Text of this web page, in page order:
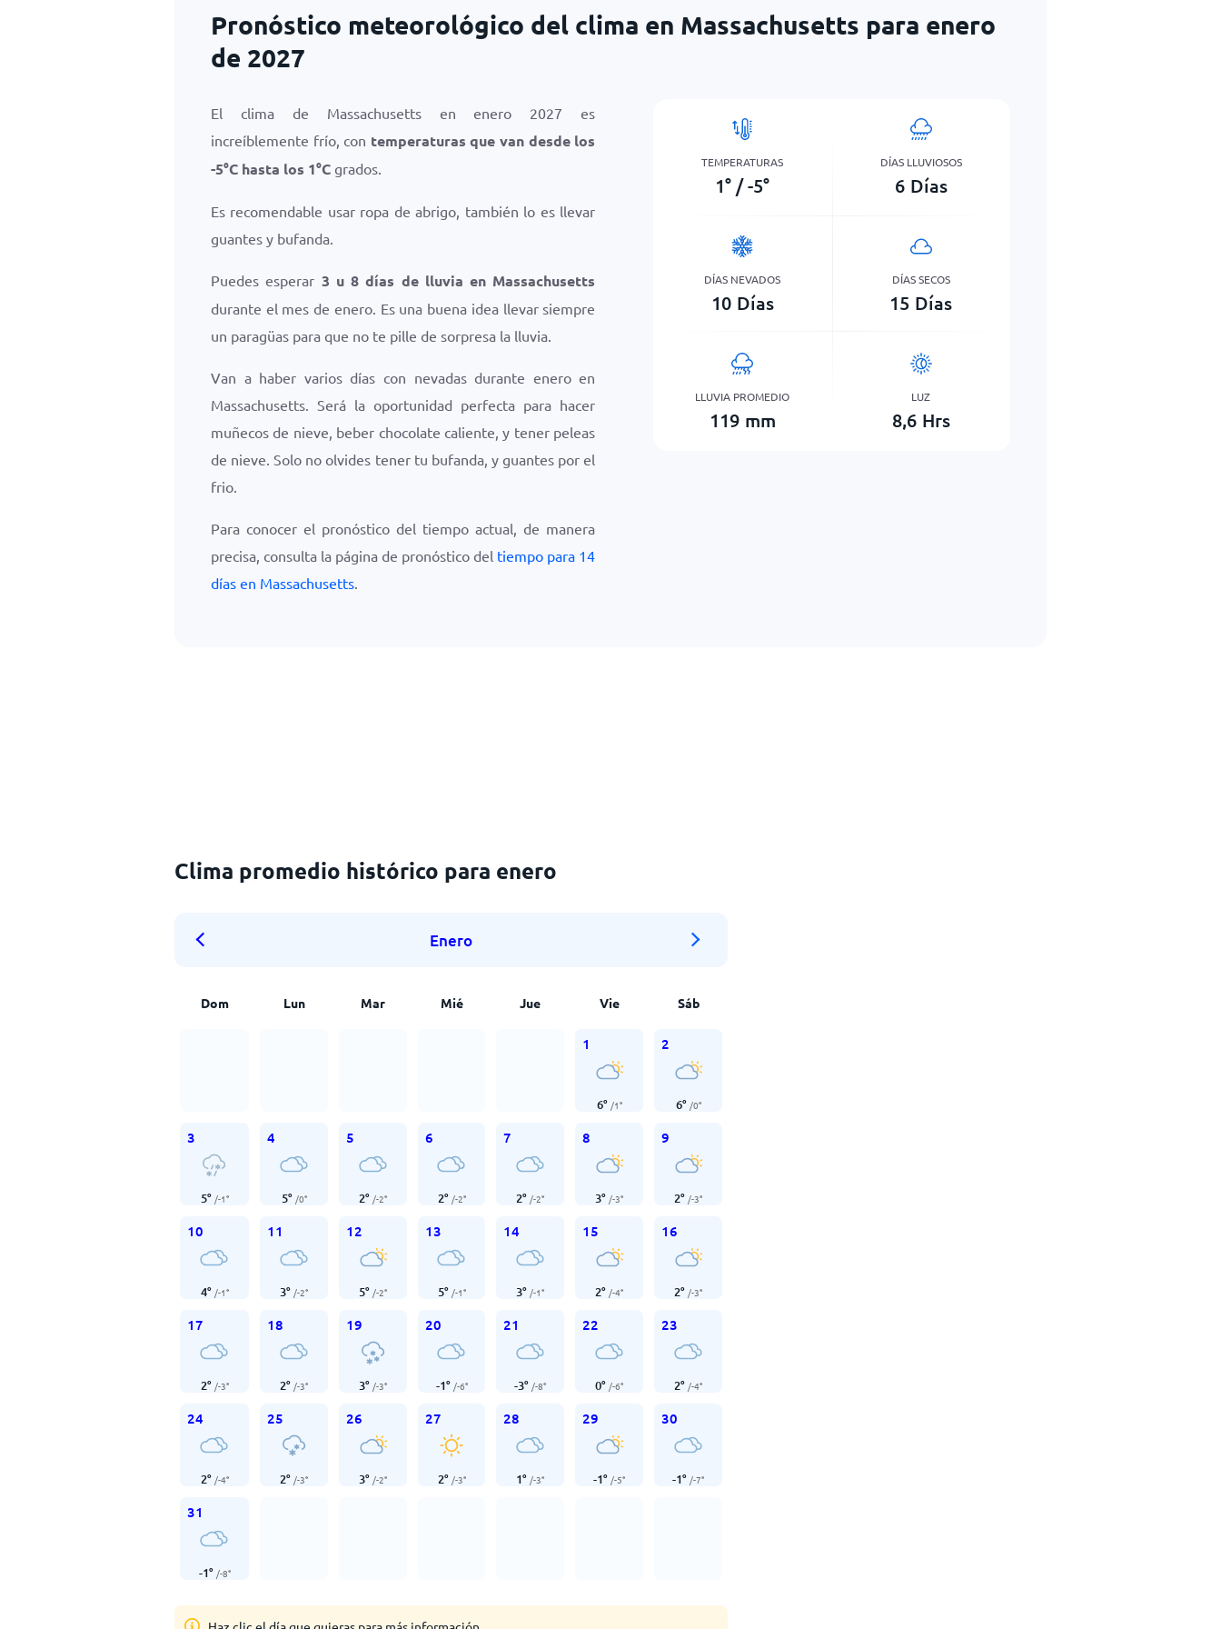
Pronóstico meteorológico del clima en Massachusetts para enero
de 2027
El clima de Massachusetts en enero 2027 es
increíblemente frío, con temperaturas que van desde los
-5°C hasta los 1°C grados.
Es recomendable usar ropa de abrigo, también lo es llevar
guantes y bufanda.
Puedes esperar 3 u 8 días de lluvia en Massachusetts
durante el mes de enero. Es una buena idea llevar siempre
un paragüas para que no te pille de sorpresa la lluvia.
Van a haber varios días con nevadas durante enero en
Massachusetts. Será la oportunidad perfecta para hacer
muñecos de nieve, beber chocolate caliente, y tener peleas
de nieve. Solo no olvides tener tu bufanda, y guantes por el
frio.
Para conocer el pronóstico del tiempo actual, de manera
precisa, consulta la página de pronóstico del tiempo para 14
días en Massachusetts.
TEMPERATURAS
1° /-5°
DÍAS LLUVIOSOS
6 Días
DÍAS NEVADOS
10 Días
DÍAS SECOS
15 Días
LLUVIA PROMEDIO
119 mm
LUZ
8,6 Hrs
Clima promedio histórico para enero
Enero
Dom Lun Mar Mié Jue Vie Sáb
1
6° /1°
2
6° /0°
3
5° /-1°
4
5° /0°
5
2° /-2°
6
2° /-2°
7
2° /-2°
8
3° /-3°
9
2° /-3°
10
4° /-1°
11
3° /-2°
12
5° /-2°
13
5° /-1°
14
3° /-1°
15
2° /-4°
16
2° /-3°
17
2° /-3°
18
2° /-3°
19
3° /-3°
20
-1° /-6°
21
-3° /-8°
22
0° /-6°
23
2° /-4°
24
2° /-4°
25
2° /-3°
26
3° /-2°
27
2° /-3°
28
1° /-3°
29
-1° /-5°
30
-1° /-7°
31
-1° /-8°